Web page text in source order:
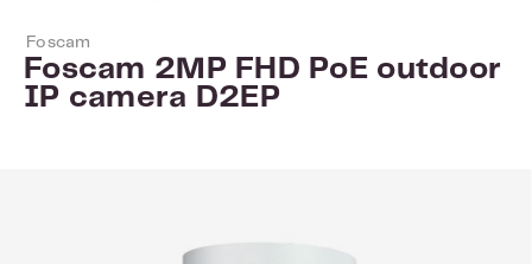
Foscam
Foscam 2MP FHD PoE outdoor
IP camera D2EP